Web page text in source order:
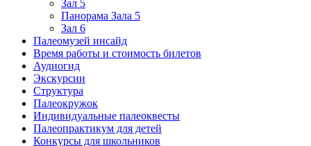
Зал 5
Панорама Зала 5
Зал 6
Палеомузей инсайд
Время работы и стоимость билетов
Аудиогид
Экскурсии
Структура
Палеокружок
Индивидуальные палеоквесты
Палеопрактикум для детей
Конкурсы для школьников